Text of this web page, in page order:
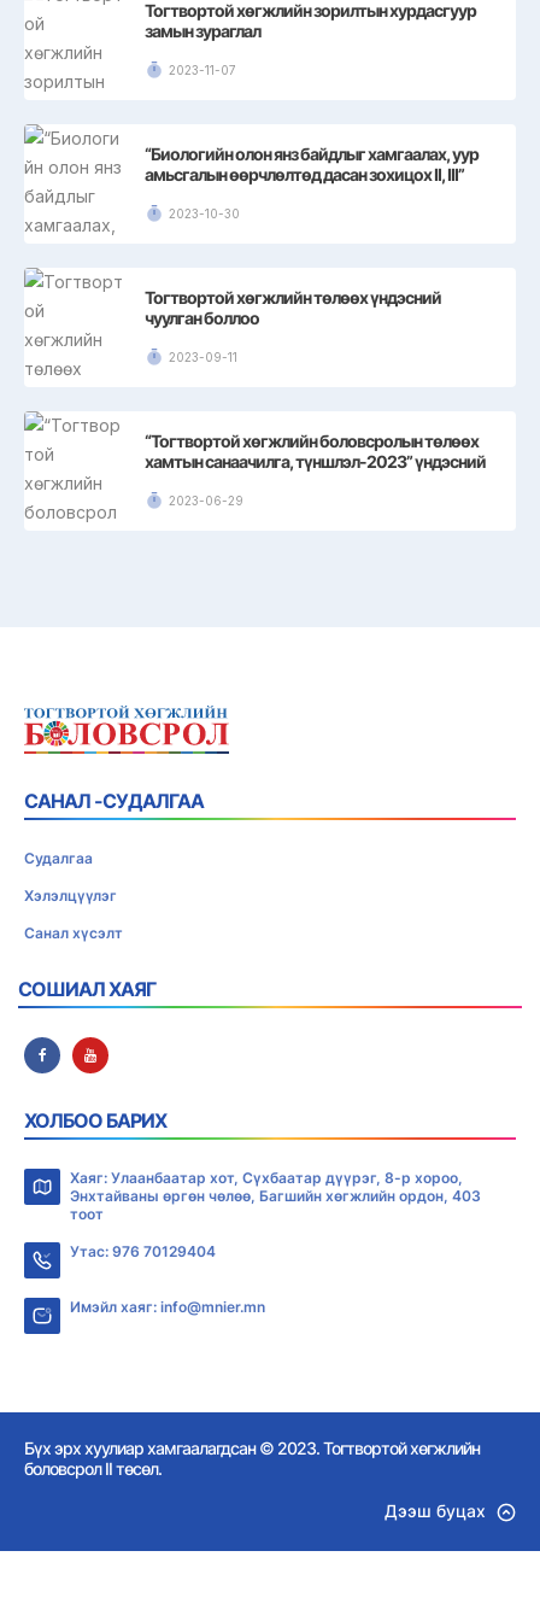
Тогтвортой хөгжлийн зорилтын хурдасгуур
замын зураглал
2023-11-07
“Биологийн олон янз байдлыг хамгаалах, уур
амьсгалын өөрчлөлтөд дасан зохицох II, III”
2023-10-30
Тогтвортой хөгжлийн төлөөх үндэсний
чуулган боллоо
2023-09-11
“Тогтвортой хөгжлийн боловсролын төлөөх
хамтын санаачилга, түншлэл-2023” үндэсний
2023-06-29
САНАЛ -СУДАЛГАА
Судалгаа
Хэлэлцүүлэг
Санал хүсэлт
СОШИАЛ ХАЯГ
ХОЛБОО БАРИХ
Хаяг: Улаанбаатар хот, Сүхбаатар дүүрэг, 8-р хороо,
Энхтайваны өргөн чөлөө, Багшийн хөгжлийн ордон, 403
тоот
Утас: 976 70129404
Имэйл хаяг: info@mnier.mn
Бүх эрх хуулиар хамгаалагдсан © 2023. Тогтвортой хөгжлийн
боловсрол II төсөл.
Дээш буцах